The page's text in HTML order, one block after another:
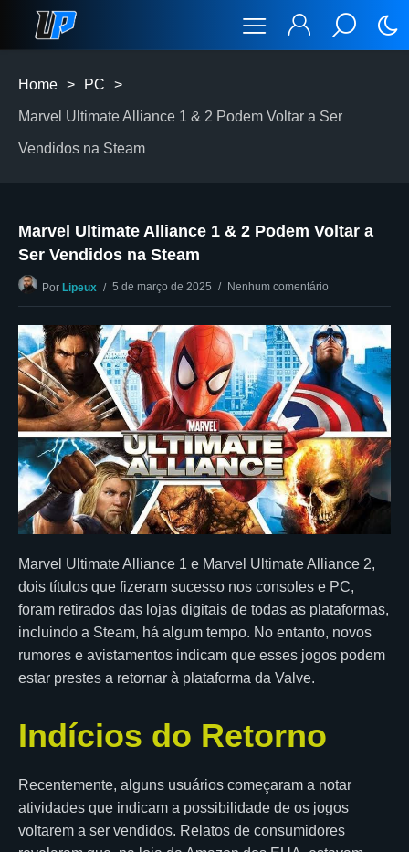
Home > PC >
Marvel Ultimate Alliance 1 & 2 Podem Voltar a Ser
Vendidos na Steam
Marvel Ultimate Alliance 1 & 2 Podem Voltar a
Ser Vendidos na Steam
Por Lipeux 5 de março de 2025 Nenhum comentário
Marvel Ultimate Alliance 1 e Marvel Ultimate Alliance 2,
dois títulos que fizeram sucesso nos consoles e PC,
foram retirados das lojas digitais de todas as plataformas,
incluindo a Steam, há algum tempo. No entanto, novos
rumores e avistamentos indicam que esses jogos podem
estar prestes a retornar à plataforma da Valve.
Indícios do Retorno
Recentemente, alguns usuários começaram a notar
atividades que indicam a possibilidade de os jogos
voltarem a ser vendidos. Relatos de consumidores